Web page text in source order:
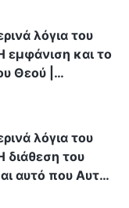
λόγια του
εμφάνιση και το
Θεού |
λόγια του
διάθεση του
αυτό που Αυτός